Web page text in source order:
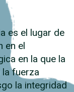
es el lugar de
en el
en la que la
la fuerza
la integridad